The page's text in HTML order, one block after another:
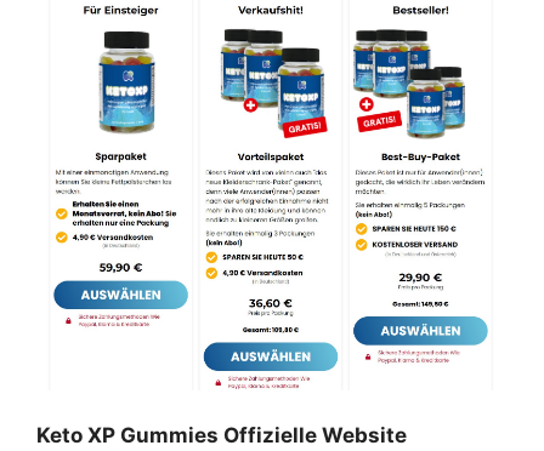
Keto XP Gummies Offizielle Website